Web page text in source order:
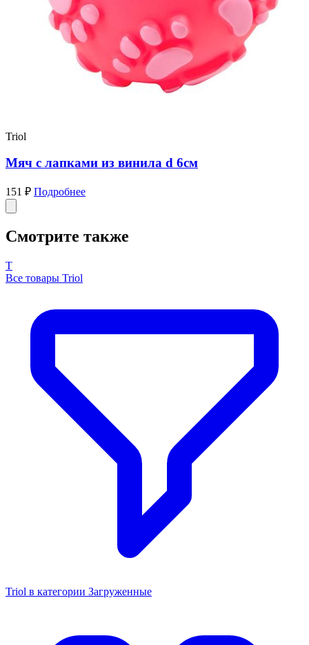
Triol
Мяч с лапками из винила d 6см
151 ₽ Подробнее
Смотрите также
T
Все товары Triol
Triol в категории Загруженные